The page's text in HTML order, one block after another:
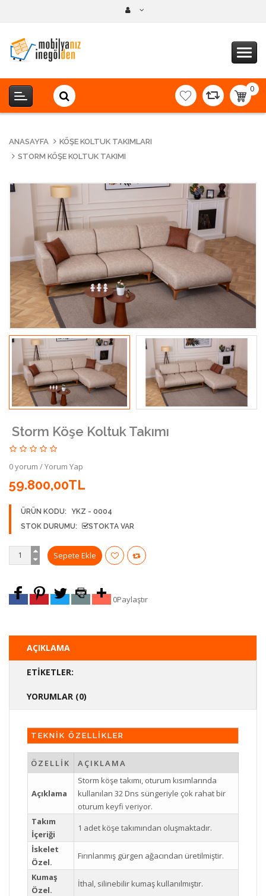
0
-
ANASAYFA
KÖŞE KOLTUK TAKIMLARI
STORM KÖŞE KOLTUK TAKIMI
Storm Köşe Koltuk Takımı
0 yorum /Yorum Yap
59.800,00TL
ÜRÜN KODU:
YKZ - 0004
STOK DURUMU:
STOKTA VAR
0Paylaştır
AÇIKLAMA
ETIKETLER:
YORUMLAR (0)
TEKNİK ÖZELLİKLER
ÖZELLİK AÇIKLAMA
Açıklama
Storm köşe takımı, oturum kısımlarında
kullanılan 32 Dns süngeriyle çok rahat bir
oturum keyfi veriyor.
Takım
İçeriği
1 adet köşe takımından oluşmaktadır.
İskelet
Özel.
Fırınlanmış gürgen ağacından üretilmiştir.
Kumaş
Özel.
İthal, silinebilir kumaş kullanılmıştır.